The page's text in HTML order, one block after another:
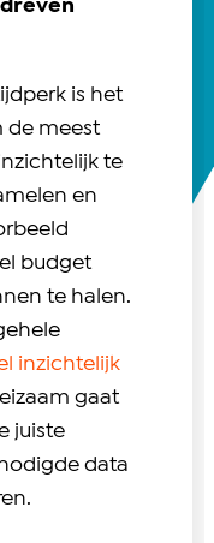
is het
de meest
te
en
budget
te halen.
inzichtelijk
gaat
juiste
data